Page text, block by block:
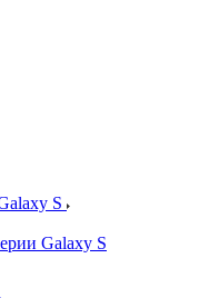
S
Galaxy S